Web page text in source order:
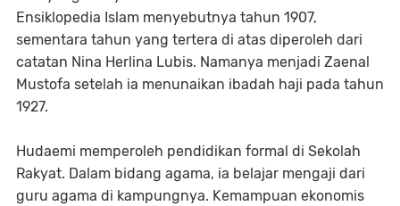
Ensiklopedia Islam menyebutnya tahun 1907,
sementara tahun yang tertera di atas diperoleh dari
catatan Nina Herlina Lubis. Namanya menjadi Zaenal
Mustofa setelah ia menunaikan ibadah haji pada tahun
1927.
Hudaemi memperoleh pendidikan formal di Sekolah
Rakyat. Dalam bidang agama, ia belajar mengaji dari
guru agama di kampungnya. Kemampuan ekonomis